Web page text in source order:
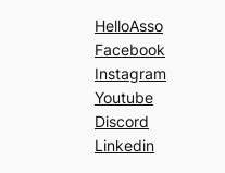
HelloAsso
Facebook
Instagram
Youtube
Discord
Linkedin